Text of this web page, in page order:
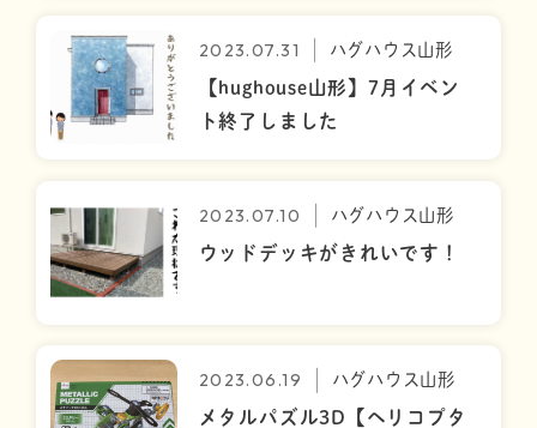
2023.07.31 ハグハウス山形
【hughouse山形】7月イベン
ト終了しました
2023.07.10 ハグハウス山形
ウッドデッキがきれいです！
2023.06.19 ハグハウス山形
メタルパズル3D【ヘリコプタ